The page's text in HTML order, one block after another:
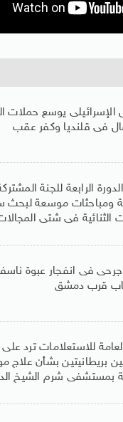
الإسرائيلى يوسع حملات
فى قلنديا وكفر عقب
الرابعة للجنة
ومباحثات موسعة لبحث
الثنائية فى شتى
فى انفجار عبوة
قرب دمشق
للاستعلامات ترد
بريطانيتين بشأن علاج
بمستشفى شرم الشيخ